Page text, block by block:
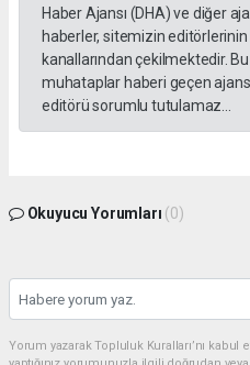
Haber Ajansı (DHA) ve diğer
haberler, sitemizin
kanallarından çekilmektedir.
muhataplar haberi geçen
editörü sorumlu tutulamaz...
Okuyucu Yorumları (0)
Yorum yazarak Topluluk Kuralları’nı